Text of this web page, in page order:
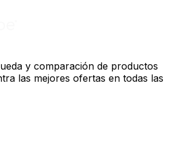
y comparación de productos
las mejores ofertas en todas las